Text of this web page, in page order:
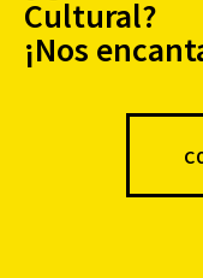
Cultural?
¡Nos